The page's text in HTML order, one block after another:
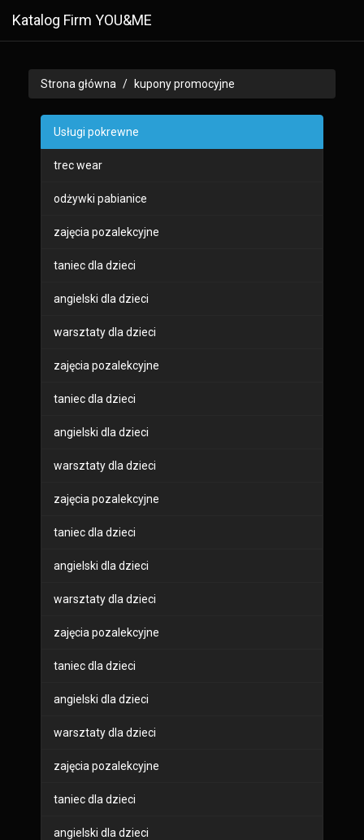
Katalog Firm YOU&ME
Strona główna kupony promocyjne
Usługi pokrewne
trec wear
odżywki pabianice
zajęcia pozalekcyjne
taniec dla dzieci
angielski dla dzieci
warsztaty dla dzieci
zajęcia pozalekcyjne
taniec dla dzieci
angielski dla dzieci
warsztaty dla dzieci
zajęcia pozalekcyjne
taniec dla dzieci
angielski dla dzieci
warsztaty dla dzieci
zajęcia pozalekcyjne
taniec dla dzieci
angielski dla dzieci
warsztaty dla dzieci
zajęcia pozalekcyjne
taniec dla dzieci
angielski dla dzieci